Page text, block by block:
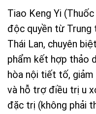
Tiao Keng Yi
độc quyền từ Trung
Thái Lan, chuyên
phẩm kết hợp thảo
hòa nội tiết tố, giảm
và hỗ trợ điều trị u
đặc trị (không phải